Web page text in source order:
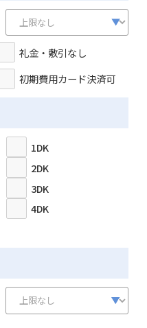
礼金・敷引なし
初期費用カード決済可
1DK
2DK
3DK
4DK